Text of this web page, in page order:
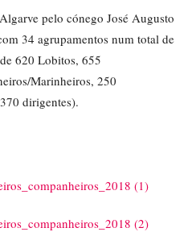
pelo cónego José Augusto
34 agrupamentos num total de
620 Lobitos, 655
Marinheiros, 250
dirigentes).